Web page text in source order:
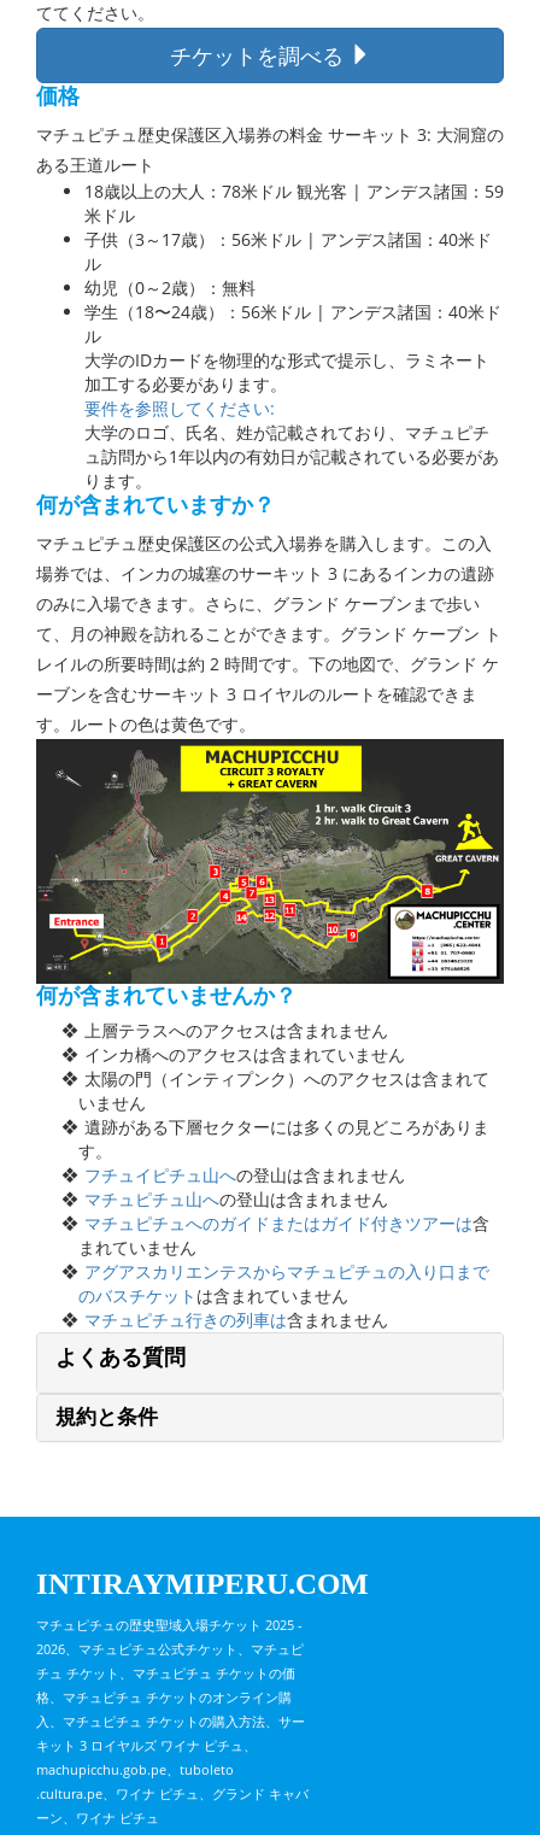
ててください。
チケットを調べる
価格
マチュピチュ歴史保護区入場券の料金 サーキット 3: 大洞窟の
ある王道ルート
18歳以上の大人：78米ドル 観光客 | アンデス諸国：59
米ドル
子供（3～17歳）：56米ドル | アンデス諸国：40米ド
ル
幼児（0～2歳）：無料
学生（18〜24歳）：56米ドル | アンデス諸国：40米ド
ル
大学のIDカードを物理的な形式で提示し、ラミネート
加工する必要があります。
要件を参照してください:
大学のロゴ、氏名、姓が記載されており、マチュピチ
ュ訪問から1年以内の有効日が記載されている必要があ
ります。
何が含まれていますか？
マチュピチュ歴史保護区の公式入場券を購入します。この入
場券では、インカの城塞のサーキット 3 にあるインカの遺跡
のみに入場できます。さらに、グランド ケーブンまで歩い
て、月の神殿を訪れることができます。グランド ケーブン ト
レイルの所要時間は約 2 時間です。下の地図で、グランド ケ
ーブンを含むサーキット 3 ロイヤルのルートを確認できま
す。ルートの色は黄色です。
何が含まれていませんか？
上層テラスへのアクセスは含まれません
インカ橋へのアクセスは含まれていません
太陽の門（インティプンク）へのアクセスは含まれて
いません
遺跡がある下層セクターには多くの見どころがありま
す。
フチュイピチュ山への登山は含まれません
マチュピチュ山への登山は含まれません
マチュピチュへのガイドまたはガイド付きツアーは含
まれていません
アグアスカリエンテスからマチュピチュの入り口まで
のバスチケット は含まれていません
マチュピチュ行きの列車は含まれません
よくある質問
規約と条件
INTIRAYMIPERU.COM
マチュピチュの歴史聖域入場チケット 2025 -
2026、マチュピチュ公式チケット、マチュピ
チュ チケット、マチュピチュ チケットの価
格、マチュピチュ チケットのオンライン購
入、マチュピチュ チケットの購入方法、サー
キット 3 ロイヤルズ ワイナ ピチュ、
machupicchu.gob.pe、tuboleto
.cultura.pe、ワイナ ピチュ、グランド キャバ
ーン、ワイナ ピチュ